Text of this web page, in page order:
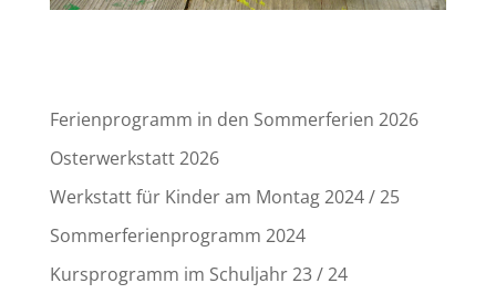
Ferienprogramm in den Sommerferien 2026
Osterwerkstatt 2026
Werkstatt für Kinder am Montag 2024 / 25
Sommerferienprogramm 2024
Kursprogramm im Schuljahr 23 / 24